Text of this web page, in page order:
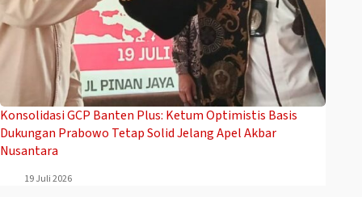
Konsolidasi GCP Banten Plus: Ketum Optimistis Basis
Dukungan Prabowo Tetap Solid Jelang Apel Akbar
Nusantara
19 Juli 2026